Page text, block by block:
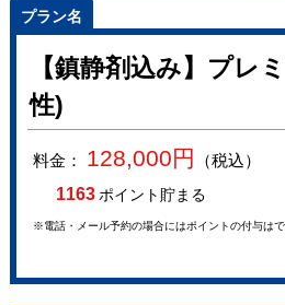
【鎮静剤込み】プレ
性)
料金： 128,000円
（税込）
1163ポイント貯まる
※電話・メール予約の場合にはポイントの付与はで